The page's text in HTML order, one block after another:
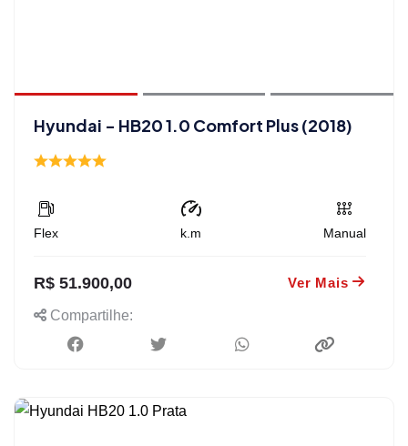
Hyundai - HB20 1.0 Comfort Plus (2018)
Flex k.m Manual
R$ 51.900,00 Ver Mais
Compartilhe: